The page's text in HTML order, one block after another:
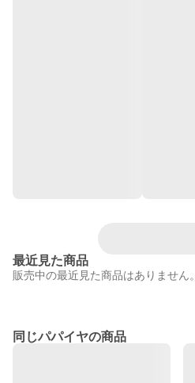
最近見た商品
販売中の最近見た商品はありません。
同じパパイヤの商品